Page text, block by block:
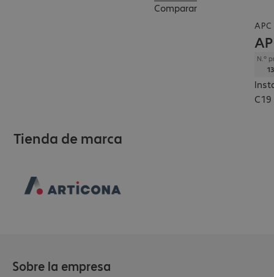
APC
N.º
Comparar
Tienda de marca
Sobre la empresa